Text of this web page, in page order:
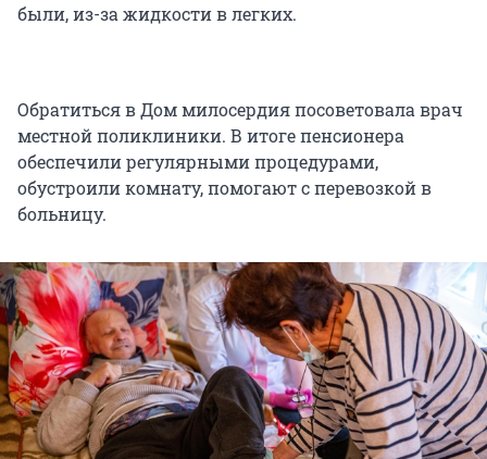
были, из-за жидкости в легких.
Обратиться в Дом милосердия посоветовала врач
местной поликлиники. В итоге пенсионера
обеспечили регулярными процедурами,
обустроили комнату, помогают с перевозкой в
больницу.